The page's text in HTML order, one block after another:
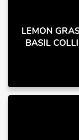
LEMON
BASIL